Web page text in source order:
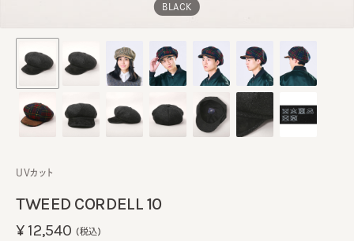
BLACK
TWEED CORDELL 10
UVカット
¥12,540 (税込)